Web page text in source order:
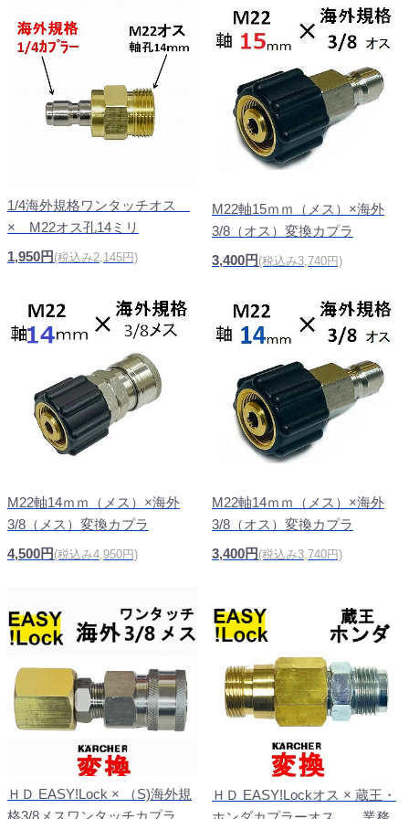
1/4海外規格ワンタッチオス
× M22オス孔14ミリ
1,950円 (税込み2,145円)
M22軸15ｍｍ（メス）×海外
3/8（オス）変換カプラ
3,400円 (税込み3,740円)
M22軸14ｍｍ（メス）×海外
3/8（メス）変換カプラ
4,500円 (税込み4,950円)
M22軸14ｍｍ（メス）×海外
3/8（オス）変換カプラ
3,400円 (税込み3,740円)
ＨＤ EASY!Lock × （S)海外規
格3/8メスワンタッチカプラ
ＨＤ EASY!Lockオス × 蔵王・